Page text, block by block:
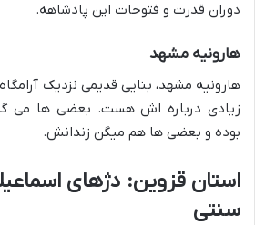
دوران قدرت و فتوحات این پادشاهه.
هارونیه مشهد
هارونیه مشهد، بنایی قدیمی نزدیک
زیادی درباره اش هست. بعضی ها می گن
بوده و بعضی ها هم میگن زندانش.
استان قزوین: دژهای
سنتی